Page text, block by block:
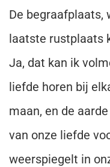
De begraafplaats,
laatste rustplaats
Ja, dat kan ik
liefde horen bij
maan, en de
van onze liefde
weerspiegelt in